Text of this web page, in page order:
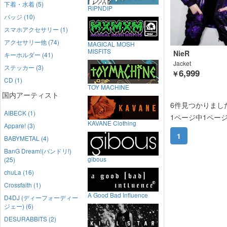
NieR
Jacket
￥6,999
6件見つかりまし
1ページ中1ペー
1
下着・水着 (5)
バッジ (10)
スマホアクセサリー (1)
アクセサリー他 (74)
キーホルダー (41)
ステッカー (3)
CD (1)
国内アーティスト
AIBECK (1)
Appare! (3)
BABYMETAL (4)
BanG Dream!(バンドリ!)
(25)
chuLa (16)
Crossfaith (1)
D4DJ (ディーフォーディー
ジェー) (6)
DESURABBITS (2)
RIPNDIP
MAGICAL MOSH
MISFITS
TOY MACHINE
KAVANE Clothing
gibous
A Good Bad Influence